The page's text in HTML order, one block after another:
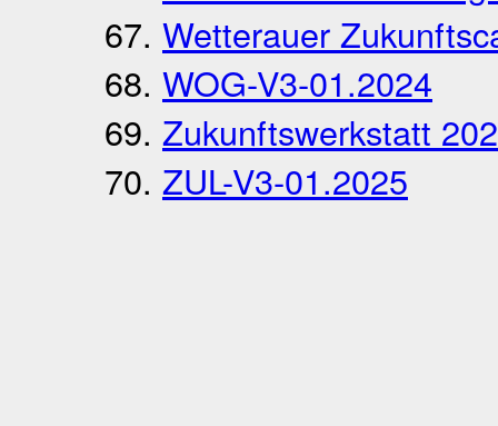
Wetterauer
WOG-V3-01.2024
Zukunftswerkstatt
ZUL-V3-01.2025